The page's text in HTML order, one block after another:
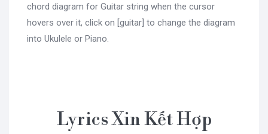
chord diagram for Guitar string when the cursor
hovers over it, click on [guitar] to change the diagram
into Ukulele or Piano.
Lyrics Xin Kết Hợp